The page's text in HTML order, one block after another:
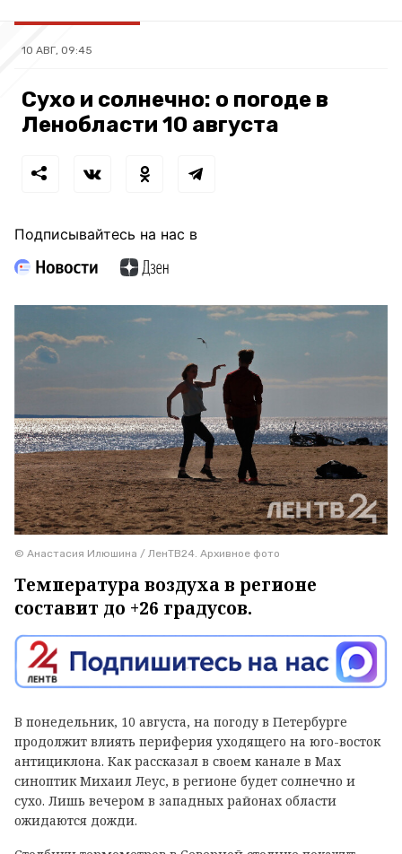
10 АВГ, 09:45
Сухо и солнечно: о погоде в
Ленобласти 10 августа
Подписывайтесь на нас в
© Анастасия Илюшина / ЛенТВ24. Архивное фото
Температура воздуха в регионе
составит до +26 градусов.
В понедельник, 10 августа, на погоду в Петербурге
продолжит влиять периферия уходящего на юго-восток
антициклона. Как рассказал в своем канале в Max
синоптик Михаил Леус, в регионе будет солнечно и
сухо. Лишь вечером в западных районах области
ожидаются дожди.